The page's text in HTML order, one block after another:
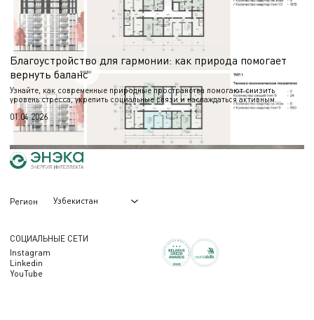
подготовки обоснованных визуальных материалов. В статье — о составе
работ и назначении альбома.
06.05.2026
Благоустройство для гармонии: как природа помогает
вернуть баланс
Узнайте, как современные природные пространства помогают снизить
уровень стресса, укрепить социальные связи и наслаждаться активным
отдыхом круглый год.
01.04.2026
Регион Узбекистан
СОЦИАЛЬНЫЕ СЕТИ
Instagram
Linkedin
YouTube